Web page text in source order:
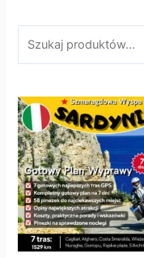
cena
zł197,00.